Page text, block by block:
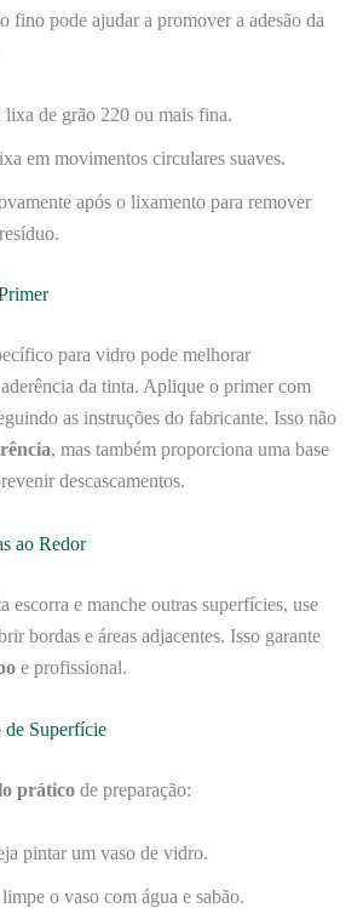
fino pode ajudar a promover a adesão da
lixa de grão 220 ou mais fina.
em movimentos circulares suaves.
após o lixamento para remover
para vidro pode melhorar
da tinta. Aplique o primer com
as instruções do fabricante. Isso não
, mas também proporciona uma base
descascamentos.
ao Redor
escorra e manche outras superfícies, use
bordas e áreas adjacentes. Isso garante
e profissional.
de Superfície
prático de preparação:
pintar um vaso de vidro.
o vaso com água e sabão.